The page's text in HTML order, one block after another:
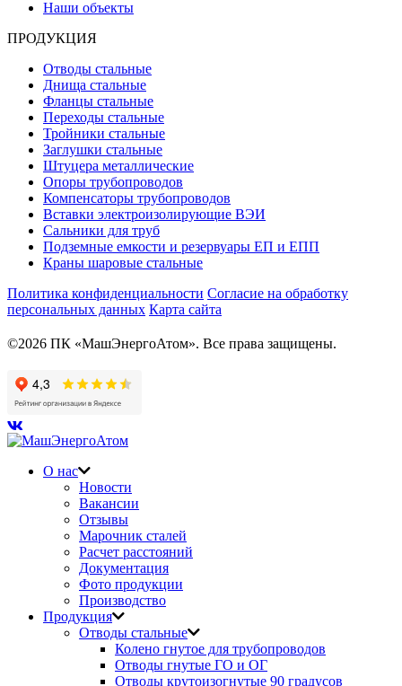
Наши объекты
ПРОДУКЦИЯ
Отводы стальные
Днища стальные
Фланцы стальные
Переходы стальные
Тройники стальные
Заглушки стальные
Штуцера металлические
Опоры трубопроводов
Компенсаторы трубопроводов
Вставки электроизолирующие ВЭИ
Сальники для труб
Подземные емкости и резервуары ЕП и ЕПП
Краны шаровые стальные
Политика конфиденциальности Согласие на обработку
персональных данных Карта сайта
©2026 ПК «МашЭнергоАтом». Все права защищены.
О нас
Новости
Вакансии
Отзывы
Марочник сталей
Расчет расстояний
Документация
Фото продукции
Производство
Продукция
Отводы стальные
Колено гнутое для трубопроводов
Отводы гнутые ГО и ОГ
Отводы крутоизогнутые 90 градусов